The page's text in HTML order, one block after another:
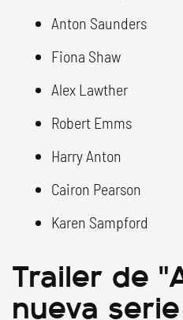
Anton Saunders
Fiona Shaw
Alex Lawther
Robert Emms
Harry Anton
Cairon Pearson
Karen Sampford
Trailer de
nueva